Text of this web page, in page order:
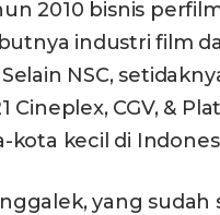
2010 bisnis
industri film
NSC,
Cineplex, CGV, &
kota kecil di
yang